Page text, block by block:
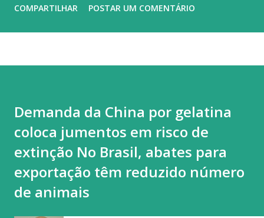
Superior do Trabalho (TST) e o Ministério Público do
superiores e colegas que busquem influenciar o voto livre e
secreto de funcionários. O assédio eleitoral ocorre quando
alguém utiliza sua posição de poder no ambiente de
trabalho para influenciar, constranger ou pressionar
trabalhadores a votar, deixar de votar ou apoiar
determinado candidato, partido ou posicionamento
COMPARTILHAR POSTAR UM COMENTÁRIO
Demanda da China por gelatina
coloca jumentos em risco de
extinção No Brasil, abates para
exportação têm reduzido número
de animais